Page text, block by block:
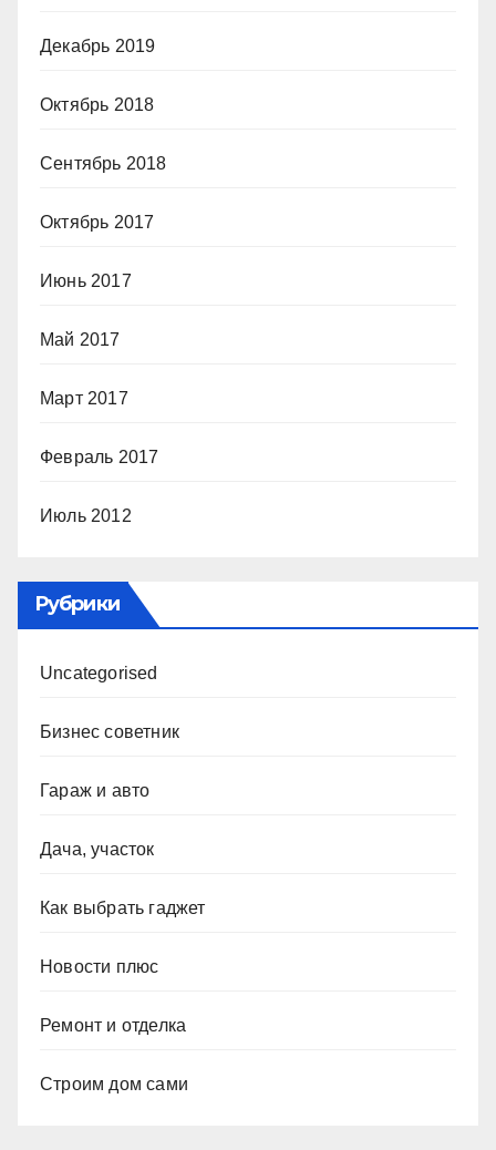
Декабрь 2019
Октябрь 2018
Сентябрь 2018
Октябрь 2017
Июнь 2017
Май 2017
Март 2017
Февраль 2017
Июль 2012
Рубрики
Uncategorised
Бизнес советник
Гараж и авто
Дача, участок
Как выбрать гаджет
Новости плюс
Ремонт и отделка
Строим дом сами